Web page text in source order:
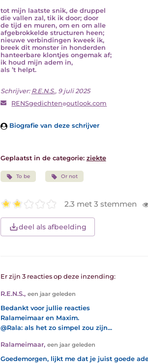
tot mijn laatste snik, de druppel
die vallen zal, tik ik door; door
de tijd en muren, om en om alle
afgebrokkelde structuren heen;
nieuwe verbindingen kweek ik,
breek dit monster in honderden
hanteerbare klontjes ongemak af;
ik houd mijn adem in,
als ’t helpt.
Schrijver: R.E.N.S., 9 juli 2025
RENSgedichten outlook.com
Biografie van deze schrijver
Geplaatst in de categorie: ziekte
To be Or not
2.3 met 3 stemmen
deel als afbeelding
Er zijn 3 reacties op deze inzending:
R.E.N.S., een jaar geleden
Bedankt voor jullie reacties
Ralameimaar en Maxim.
@Rala: als het zo simpel zou zijn...
Ralameimaar, een jaar geleden
Goedemorgen, lijkt me dat je juist goede